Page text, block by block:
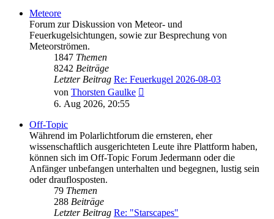
Meteore
Forum zur Diskussion von Meteor- und
Feuerkugelsichtungen, sowie zur Besprechung von
Meteorströmen.
1847 Themen
8242 Beiträge
Letzter Beitrag Re: Feuerkugel 2026-08-03
von Thorsten Gaulke
6. Aug 2026, 20:55
Off-Topic
Während im Polarlichtforum die ernsteren, eher
wissenschaftlich ausgerichteten Leute ihre Plattform haben,
können sich im Off-Topic Forum Jedermann oder die
Anfänger unbefangen unterhalten und begegnen, lustig sein
oder drauflosposten.
79 Themen
288 Beiträge
Letzter Beitrag Re: "Starscapes"